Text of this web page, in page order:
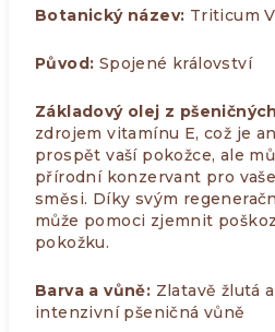
Botanický název: Triticum
Původ: Spojené království
Základový olej z
zdrojem vitamínu E, což je
prospět vaší pokožce, ale
přírodní konzervant pro
směsi. Díky svým
může pomoci zjemnit
pokožku.
Barva a vůně: Zlatavě žlutá
intenzivní pšeničná vůně